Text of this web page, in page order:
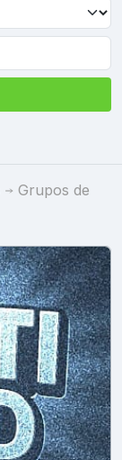
Grupos de